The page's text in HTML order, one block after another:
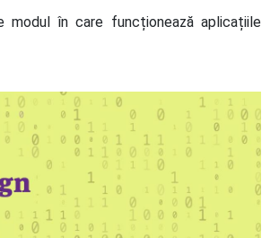
modul în care funcționează aplicațiile